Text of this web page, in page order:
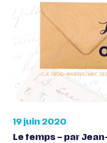
19 juin 2020
Le temps – par